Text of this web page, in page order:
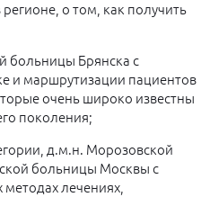
о том, как получить
больницы Брянска с
и маршрутизации пациентов
очень широко известны
поколения;
д.м.н. Морозовской
больницы Москвы с
лечениях,